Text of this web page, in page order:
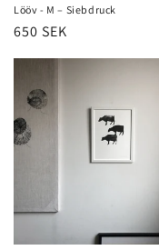
Lööv - M – Siebdruck
Normaler
650 SEK